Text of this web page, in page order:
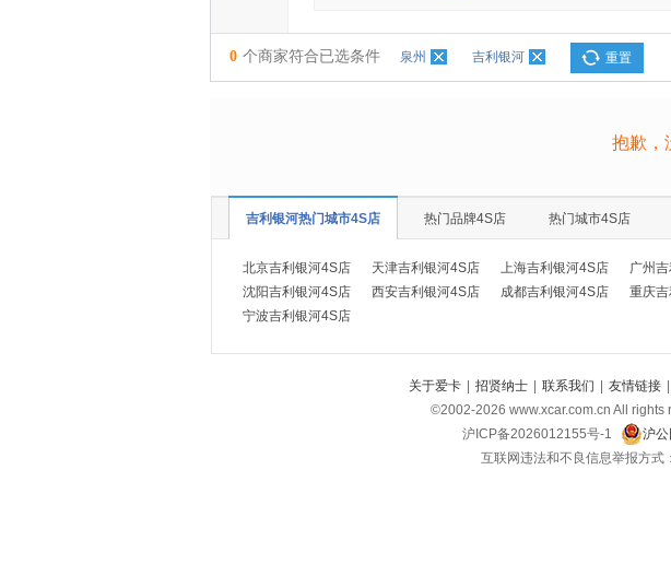
0 个商家符合已选条件 泉州 吉利银河 重置
抱歉，
吉利银河热门城市4S店 热门品牌4S店 热门城市4S店
北京吉利银河4S店 天津吉利银河4S店 上海吉利银河4S店 广州
沈阳吉利银河4S店
西安吉利银河4S店 成都吉利银河4S店 重庆
宁波吉利银河4S店
关于爱卡 | 招贤纳士 | 联系我们 | 友情链接 |
©2002-2026 www.xcar.com.cn All
沪ICP备2026012155号-1
沪
互联网违法和不良信息举报方